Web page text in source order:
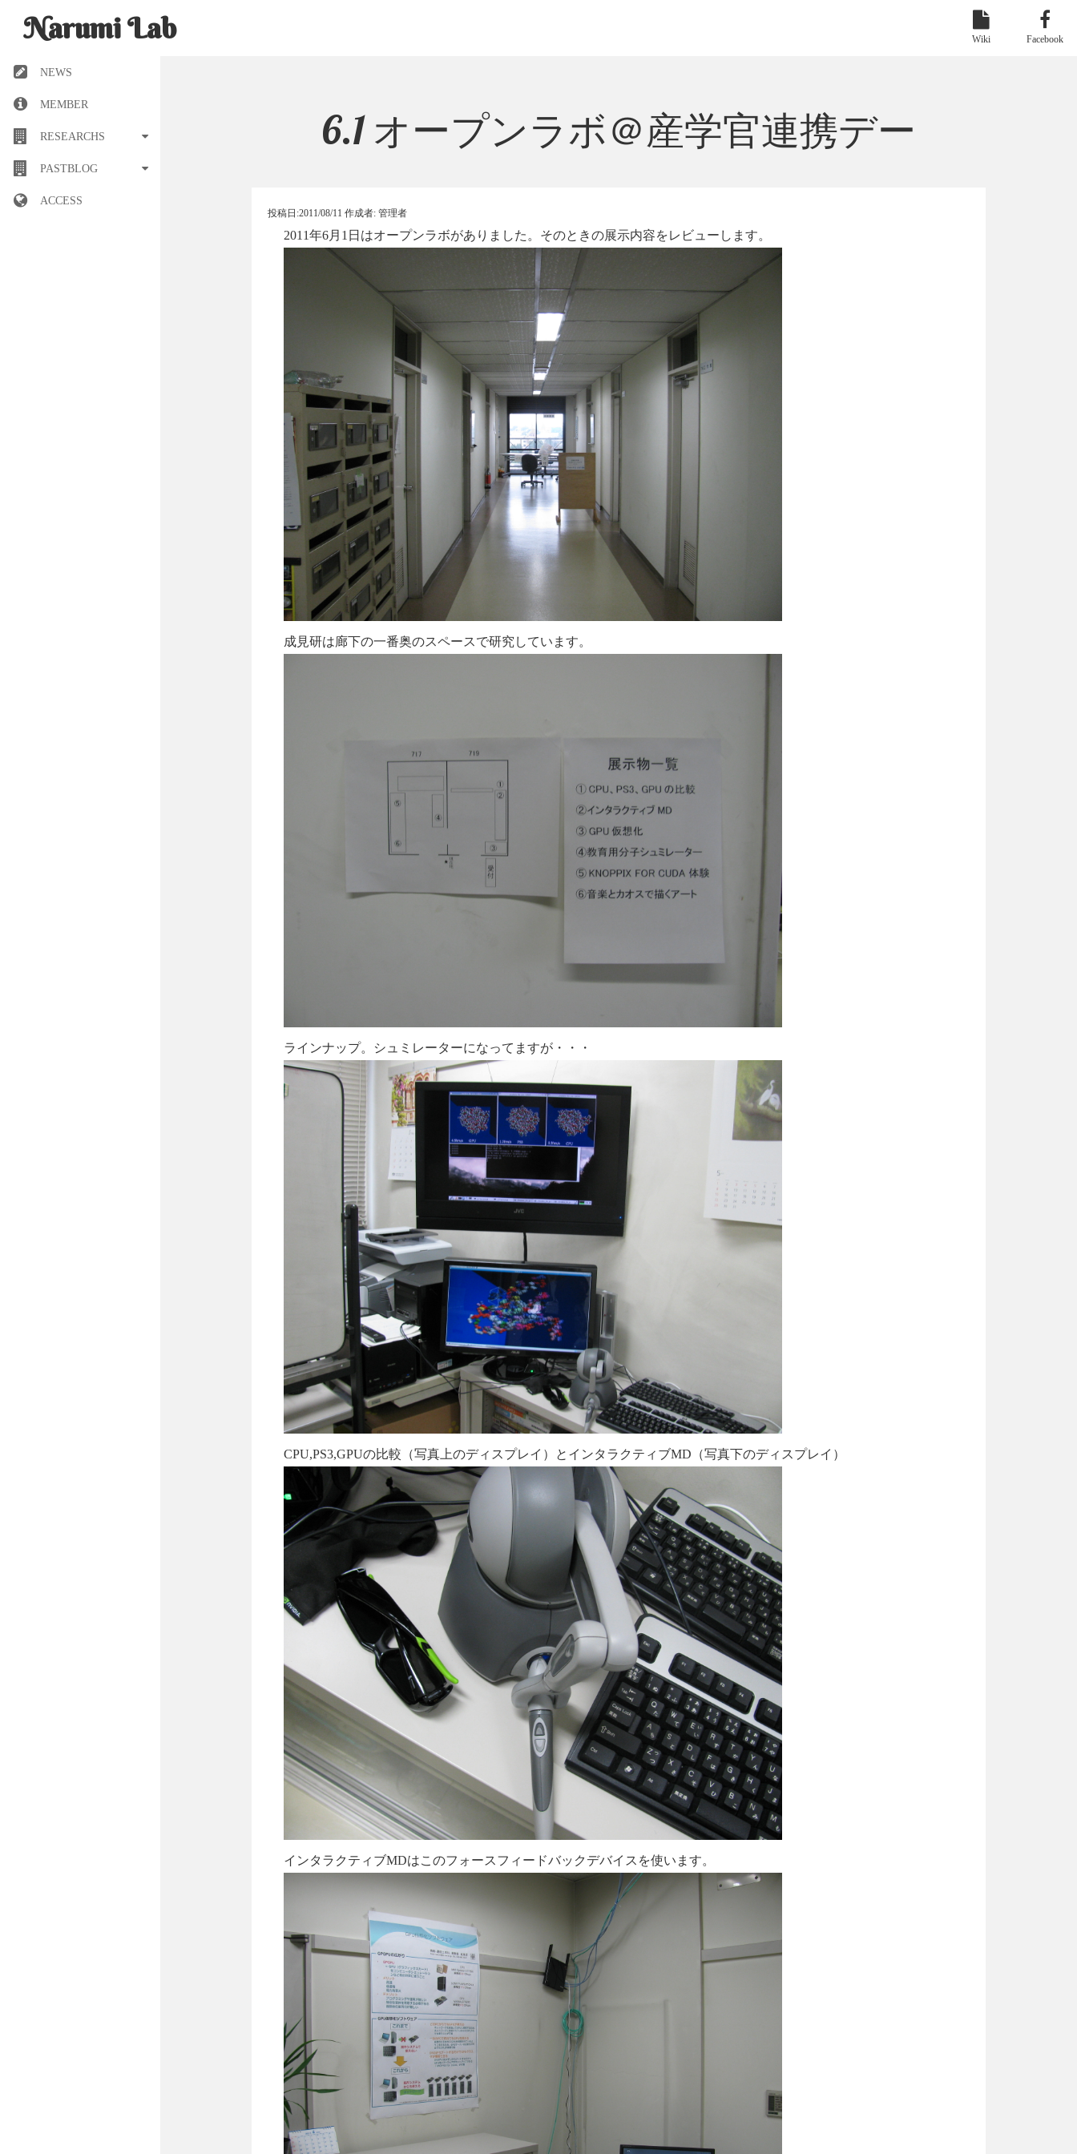
Narumi Lab Wiki Facebook
NEWS
MEMBER
RESEARCHS
PASTBLOG
ACCESS
6.1 オープンラボ＠産学官連携デー
投稿日:2011/08/11 作成者: 管理者
2011年6月1日はオープンラボがありました。そのときの展示内容をレビューします。
成見研は廊下の一番奥のスペースで研究しています。
ラインナップ。シュミレーターになってますが・・・
CPU,PS3,GPUの比較（写真上のディスプレイ）とインタラクティブMD（写真下のディスプレイ）
インタラクティブMDはこのフォースフィードバックデバイスを使います。